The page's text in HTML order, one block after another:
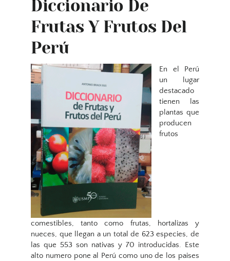
Diccionario De
Frutas Y Frutos Del
Perú
En el Perú
un lugar
destacado
tienen las
plantas que
producen
frutos
comestibles, tanto como frutas, hortalizas y
nueces, que llegan a un total de 623 especies, de
las que 553 son nativas y 70 introducidas. Este
alto numero pone al Perú como uno de los paises